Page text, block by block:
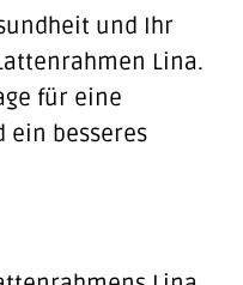
und Ihr
Lina.
für eine
ein besseres